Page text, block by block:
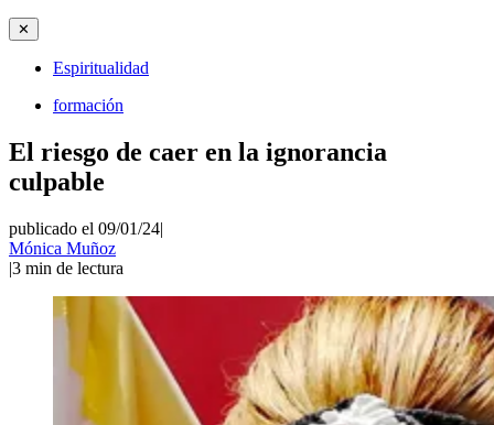
✕
Espiritualidad
formación
El riesgo de caer en la ignorancia
culpable
publicado el 09/01/24|
Mónica Muñoz
|3 min de lectura